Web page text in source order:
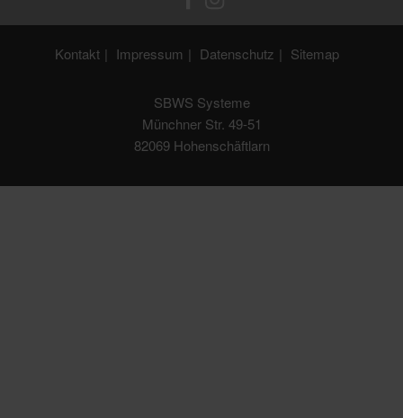
Kontakt Impressum Datenschutz Sitemap
SBWS Systeme
Münchner Str. 49-51
82069 Hohenschäftlarn